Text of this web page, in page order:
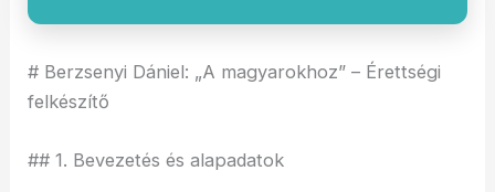
# Berzsenyi Dániel: „A magyarokhoz” – Érettségi
felkészítő
## 1. Bevezetés és alapadatok